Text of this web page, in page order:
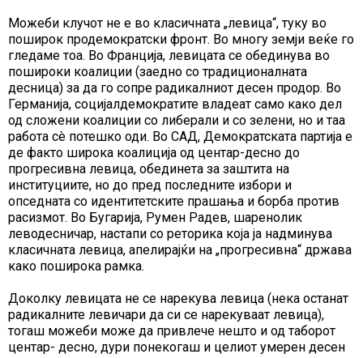
Можеби клучот не е во класичната „левица“, туку во
поширок продемократски фронт. Во многу земји веќе го
гледаме тоа. Во Франција, левицата се обединува во
пошироки коалиции (заедно со традиционалната
десница) за да го сопре радикалниот десен продор. Во
Германија, социјалдемократите владеат само како дел
од сложени коалиции со либерали и со зелени, но и таа
работа сè потешко оди. Во САД, Демократската партија е
де факто широка коалиција од центар-десно до
прогресивна левица, обединета за заштита на
институциите, но до пред последните избори и
опседната со идентитетските прашања и борба против
расизмот. Во Бугарија, Румен Радев, шаренолик
леводесничар, настапи со реторика која ја надминува
класичната левица, апелирајќи на „прогресивна“ држава
како поширока рамка.
Доколку левицата не се нарекува левица (нека останат
радикалните левичари да си се нарекуваат левица),
тогаш можеби може да привлече нешто и од таборот
центар- десно, дури понекогаш и целиот умерен десен